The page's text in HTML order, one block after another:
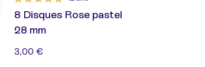
8 Disques Rose pastel
28 mm
3,00 €